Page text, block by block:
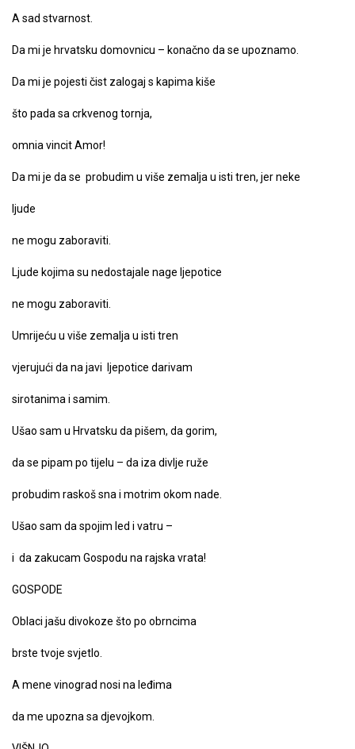
A sad stvarnost.
Da mi je hrvatsku domovnicu – konačno da se upoznamo.
Da mi je pojesti čist zalogaj s kapima kiše
što pada sa crkvenog tornja,
omnia vincit Amor!
Da mi je da se probudim u više zemalja u isti tren, jer neke
ljude
ne mogu zaboraviti.
Ljude kojima su nedostajale nage ljepotice
ne mogu zaboraviti.
Umrijeću u više zemalja u isti tren
vjerujući da na javi ljepotice darivam
sirotanima i samim.
Ušao sam u Hrvatsku da pišem, da gorim,
da se pipam po tijelu – da iza divlje ruže
probudim raskoš sna i motrim okom nade.
Ušao sam da spojim led i vatru –
i da zakucam Gospodu na rajska vrata!
GOSPODE
Oblaci jašu divokoze što po obrncima
brste tvoje svjetlo.
A mene vinograd nosi na leđima
da me upozna sa djevojkom.